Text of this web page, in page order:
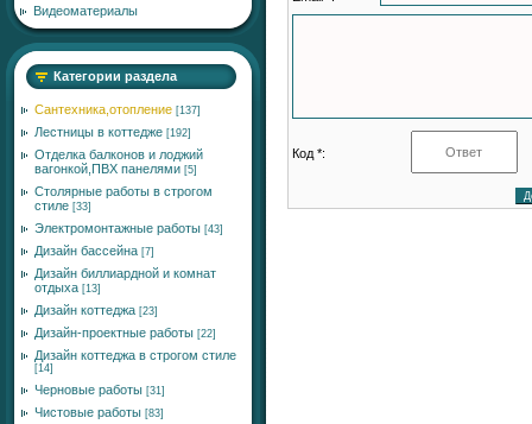
Видеоматериалы
Категории раздела
Сантехника,отопление [137]
Лестницы в коттедже [192]
Отделка балконов и лоджий
вагонкой,ПВХ панелями [5]
Столярные работы в строгом
стиле [33]
Электромонтажные работы [43]
Дизайн бассейна [7]
Дизайн биллиардной и комнат
отдыха [13]
Дизайн коттеджа [23]
Дизайн-проектные работы [22]
Дизайн коттеджа в строгом стиле
[14]
Черновые работы [31]
Чистовые работы [83]
Код *: